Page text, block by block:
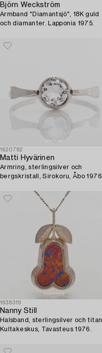
Björn Weckström
Armband "Diamantsjö", 18K guld
och diamanter. Lapponia 1975.
1620792
Matti Hyvärinen
Armring, sterlingsilver och
bergskristall, Sirokoru, Åbo 1976.
1638319
Nanny Still
Halsband, sterlingsilver och titan.
Kultakeskus, Tavasteus 1976.